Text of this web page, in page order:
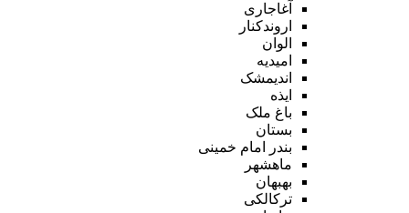
آغاجاری
اروندکنار
الوان
امیدیه
اندیمشک
ایذه
باغ ملک
بستان
بندر امام خمینی
ماهشهر
بهبهان
ترکالکی